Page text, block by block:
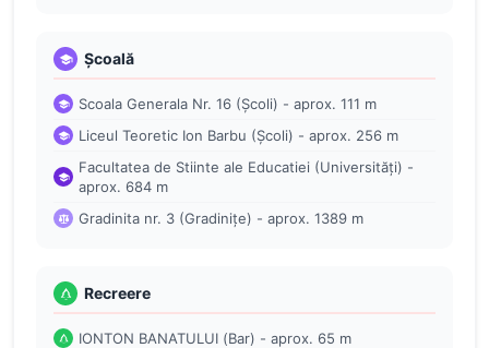
Școală
Scoala Generala Nr. 16 (Școli) - aprox. 111 m
Liceul Teoretic Ion Barbu (Școli) - aprox. 256 m
Facultatea de Stiinte ale Educatiei (Universități) -
aprox. 684 m
Gradinita nr. 3 (Gradinițe) - aprox. 1389 m
Recreere
IONTON BANATULUI (Bar) - aprox. 65 m